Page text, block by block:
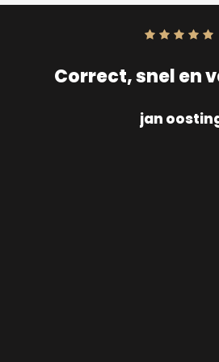
Correct, snel en
jan